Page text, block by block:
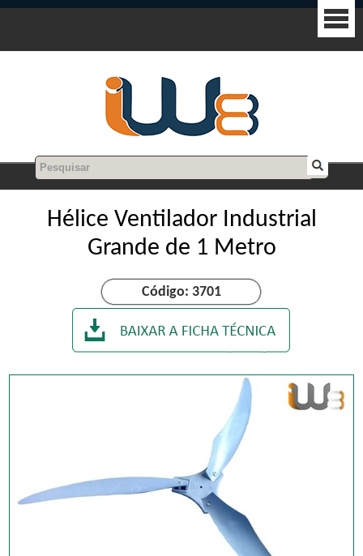
Hélice Ventilador Industrial
Grande de 1 Metro
Código: 3701